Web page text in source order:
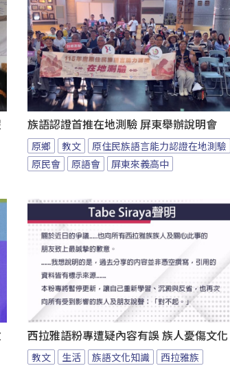
族語認證首推在地測驗 屏東舉辦說明會
原鄉 教文
原住民族語言能力認證在地測驗
原民會
原語會 屏東來義高中
西拉雅語粉專遭疑內容有誤 族人憂傷文化
教文 生活 族語文化知識 西拉雅族